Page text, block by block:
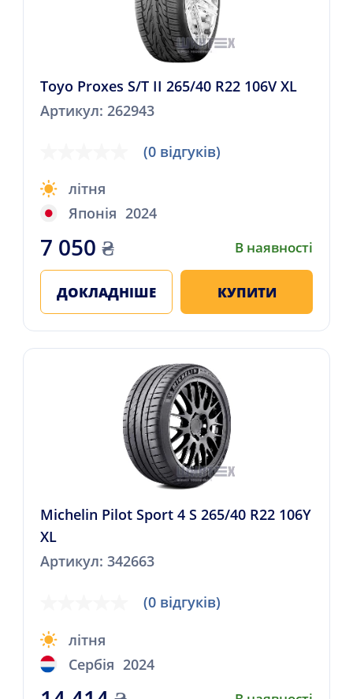
Toyo Proxes S/T II 265/40 R22 106V XL
Артикул: 262943
(0 відгуків)
літня
Японія 2024
7 050 ₴ В наявності
ДОКЛАДНІШЕ КУПИТИ
Michelin Pilot Sport 4 S 265/40 R22 106Y
XL
Артикул: 342663
(0 відгуків)
літня
Сербія 2024